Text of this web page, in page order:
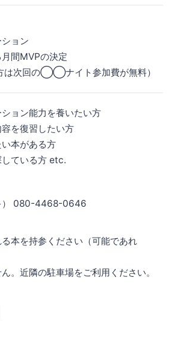
ョン
月間MVPの決定
は次回の◯◯ナイト参加費が無料）
ョン能力を養いたい方
復習したい方
がある方
いる方 etc.
） 080-4468-0646
本を持参ください（可能であれ
。近隣の駐車場をご利用ください。